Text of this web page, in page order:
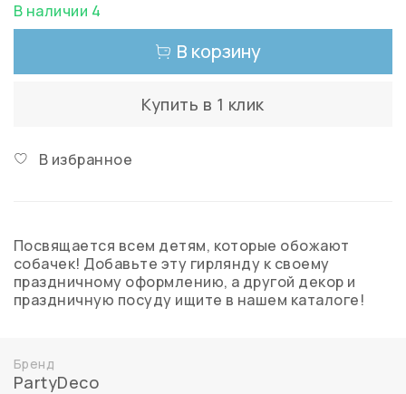
В наличии 4
В корзину
Купить в 1 клик
В избранное
Посвящается всем детям, которые обожают
собачек! Добавьте эту гирлянду к своему
праздничному оформлению, а другой декор и
праздничную посуду ищите в нашем каталоге!
Бренд
PartyDeco